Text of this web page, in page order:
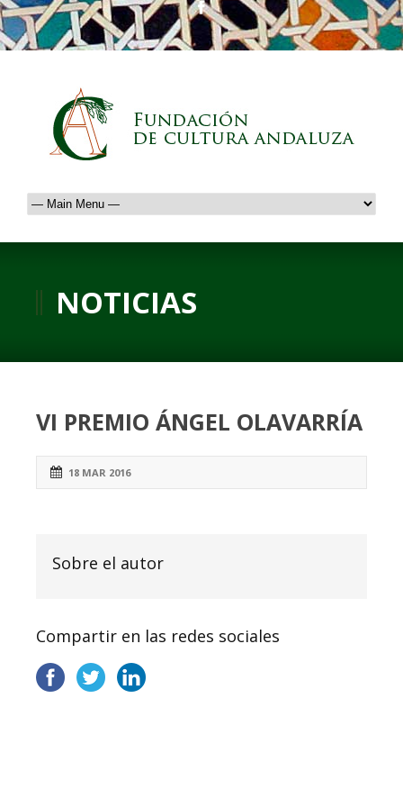
NOTICIAS
VI PREMIO ÁNGEL OLAVARRÍA
18 MAR 2016
Sobre el autor
Compartir en las redes sociales